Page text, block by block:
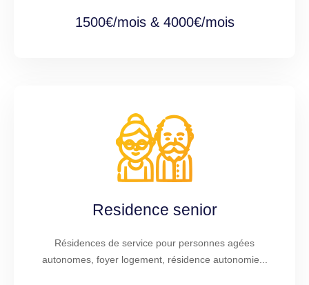
1500€/mois & 4000€/mois
Residence senior
Résidences de service pour personnes agées
autonomes, foyer logement, résidence autonomie...